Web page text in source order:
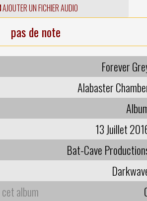
AJOUTER UN FICHIER AUDIO
pas de note
Forever
Alabaster
13 Juillet
Bat-Cave
album